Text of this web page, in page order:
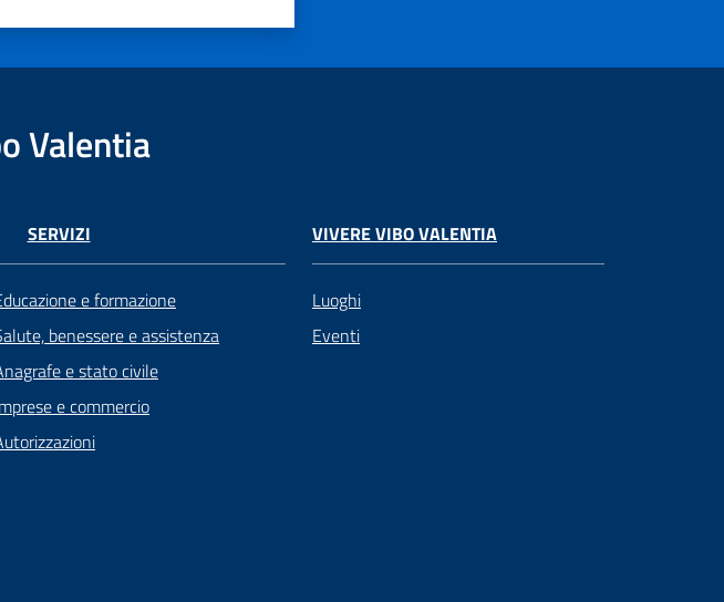
Valentia
SERVIZI
e formazione
benessere e assistenza
e stato civile
e commercio
VIVERE VIBO VALENTIA
Luoghi
Eventi